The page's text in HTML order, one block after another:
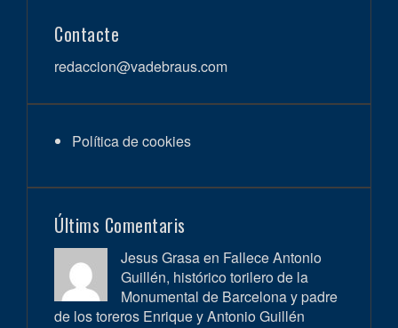
Contacte
redaccion@vadebraus.com
Política de cookies
Últims Comentaris
Jesus Grasa en Fallece Antonio
Guillén, histórico torilero de la
Monumental de Barcelona y padre
de los toreros Enrique y Antonio Guillén